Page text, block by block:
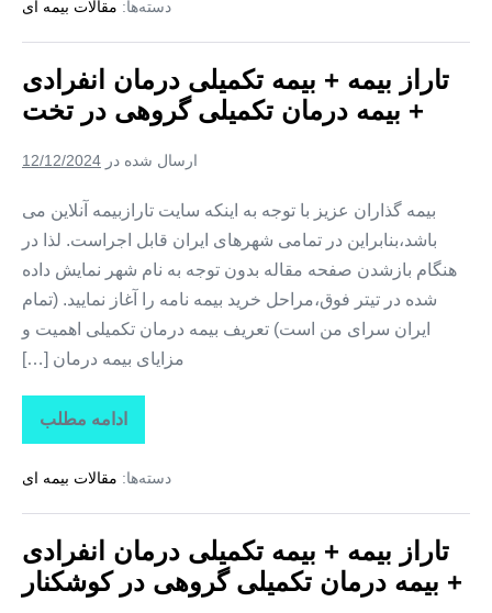
بیمه
درمان
+
بیمه
درمان
تکمیلی
در
دسته‌ها: مقالات بیمه ای
تاراز بیمه + بیمه تکمیلی درمان انفرادی
+ بیمه درمان تکمیلی گروهی در تخت
ارسال شده در 12/12/2024
بیمه گذاران عزیز با توجه به اینکه سایت تارازبیمه آنلاین می
باشد،بنابراین در تمامی شهرهای ایران قابل اجراست. لذا در
هنگام بازشدن صفحه مقاله بدون توجه به نام شهر نمایش داده
شده در تیتر فوق،مراحل خرید بیمه نامه را آغاز نمایید. (تمام
ایران سرای من است) تعریف بیمه درمان تکمیلی اهمیت و
مزایای بیمه درمان […]
ادامه مطلب
تاراز
بیمه
بیمه
درمان
+
بیمه
درمان
تکمیلی
دسته‌ها: مقالات بیمه ای
تاراز بیمه + بیمه تکمیلی درمان انفرادی
+ بیمه درمان تکمیلی گروهی در کوشکنار